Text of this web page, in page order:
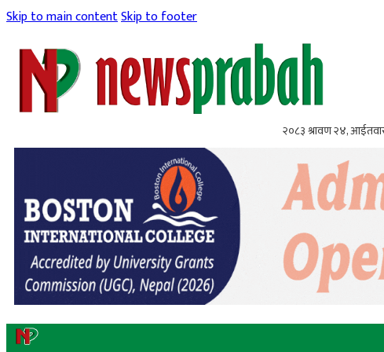
Skip to main contentSkip to footer
२०८३ श्रावण २४,